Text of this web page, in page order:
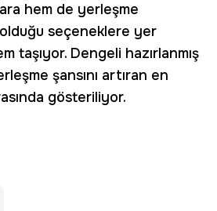
hem de yerleşme
seçeneklere yer
taşıyor. Dengeli hazırlanmış
şansını artıran en
gösteriliyor.